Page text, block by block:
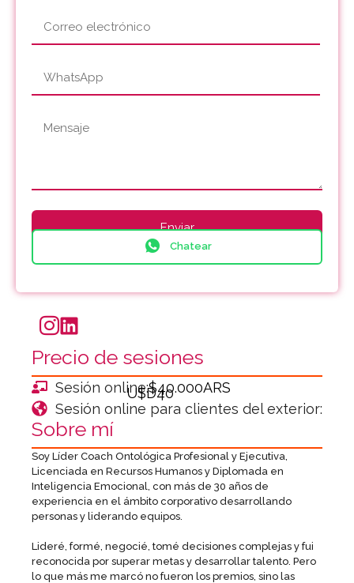
Chatear
Precio de sesiones
Sesión online:$40.000ARS
Sesión online para clientes del exterior:
U$D40
Sobre mí
Soy Líder Coach Ontológica Profesional y Ejecutiva,
Licenciada en Recursos Humanos y Diplomada en
Inteligencia Emocional, con más de 30 años de
experiencia en el ámbito corporativo desarrollando
personas y liderando equipos.
Lideré, formé, negocié, tomé decisiones complejas y fui
reconocida por superar metas y desarrollar talento. Pero
lo que más me marcó no fueron los premios, sino las